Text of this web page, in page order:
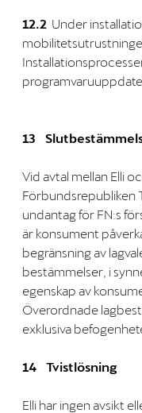
12.2 Under
13
Vid avtal mellan Elli
Förbundsrepubliken
undantag för FN:s
är konsument
begränsning av
bestämmelser, i
egenskap av
Överordnade
exklusiva
14 Tvistlösning
Elli har ingen avsikt